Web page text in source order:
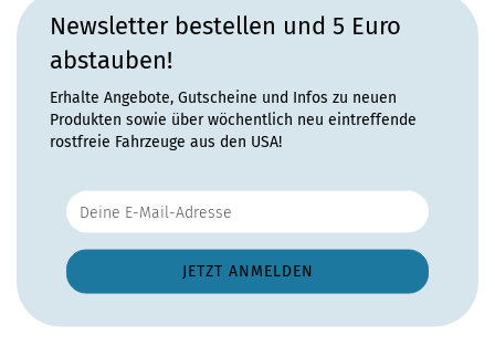
Newsletter bestellen und 5 Euro
abstauben!
Erhalte Angebote, Gutscheine und Infos zu neuen
Produkten sowie über wöchentlich neu eintreffende
rostfreie Fahrzeuge aus den USA!